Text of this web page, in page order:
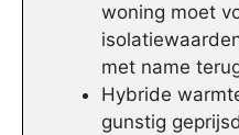
woning moet
met name
Hybride
gunstig